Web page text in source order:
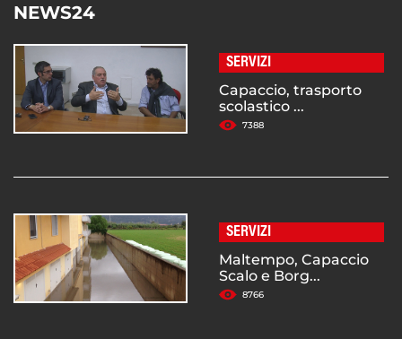
NEWS24
SERVIZI
Capaccio, trasporto
scolastico ...
7388
SERVIZI
Maltempo, Capaccio
Scalo e Borg...
8766